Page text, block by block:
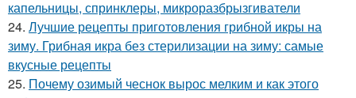
капельницы, спринклеры, микроразбрызгиватели
24. Лучшие рецепты приготовления грибной икры на
зиму. Грибная икра без стерилизации на зиму: самые
вкусные рецепты
25. Почему озимый чеснок вырос мелким и как этого